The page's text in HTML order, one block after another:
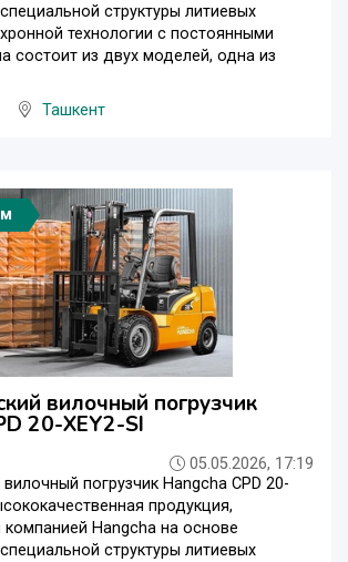
структуры литиевых
технологии с постоянными
состоит из двух моделей, одна из
Ташкент
вилочный погрузчик
20-XEY2-SI
05.05.2026, 17:19
погрузчик Hangcha CPD 20-
продукция,
компанией Hangcha на основе
структуры литиевых